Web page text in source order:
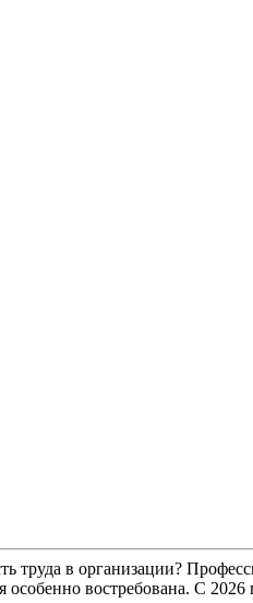
труда в организации?
особенно востребована. С